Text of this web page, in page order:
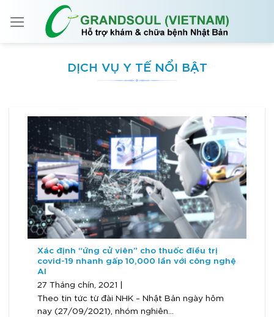
DỊCH VỤ Y TẾ NỔI BẬT
Xác định “ứng cử viên” cho thuốc điều trị
covid-19 nhanh gấp 10,000 lần với công nghệ
AI
27 Tháng chín, 2021 |
Theo tin tức từ đài NHK – Nhật Bản ngày hôm
nay (27/09/2021), nhóm nghiên...